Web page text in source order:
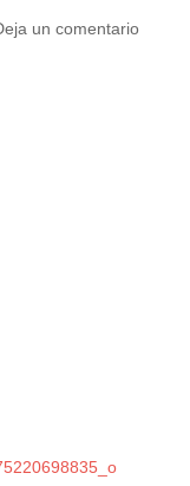
un comentario